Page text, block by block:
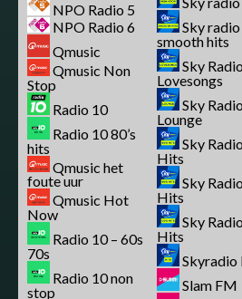
NPO Radio 5
NPO Radio 6
Qmusic
Qmusic Non
Stop
Radio 10
Radio 10 80’s
hits
Qmusic het
foute uur
Qmusic Hot
Now
Radio 10 – 60s
70s
Radio 10 non
stop
Sky radio
smooth hits
Sky Radio
Lovesongs
Sky Radio
Lounge
Sky
Hits
Sky
Hits
Sky
Hits
Skyradio
Slam FM